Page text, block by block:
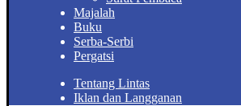
Majalah
Buku
Serba-Serbi
Pergatsi
Tentang Lintas
Iklan dan Langganan